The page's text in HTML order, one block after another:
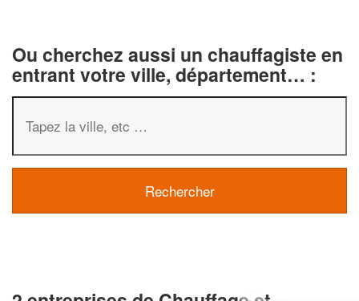
Ou cherchez aussi un chauffagiste en
entrant votre ville, département… :